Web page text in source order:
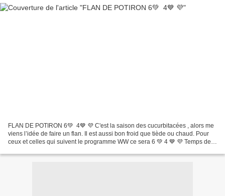
FLAN DE POTIRON 6💚 4💙 💜 C'est la saison des cucurbitacées , alors me
viens l’idée de faire un flan. Il est aussi bon froid que tiède ou chaud. Pour
ceux et celles qui suivent le programme WW ce sera 6 💚 4 💙 💜 Temps de